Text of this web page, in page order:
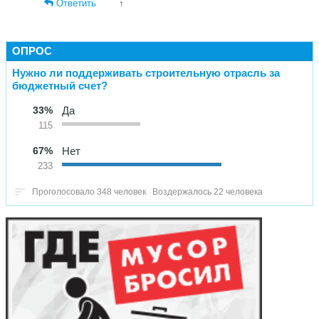
Ответить ↑
ОПРОС
Нужно ли поддерживать строительную отрасль за
бюджетный счет?
33%
115
Да
67%
233
Нет
Проголосовало 348 человек Воздержалось 22 человека